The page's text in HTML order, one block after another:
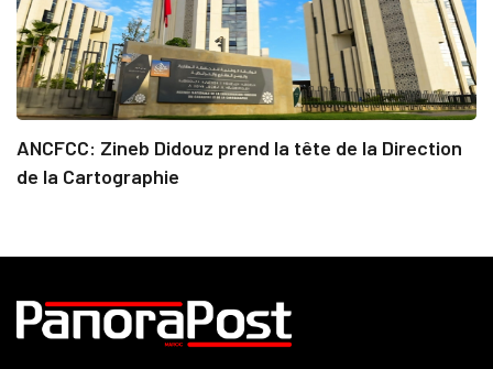
ANCFCC: Zineb Didouz prend la tête de la Direction
de la Cartographie